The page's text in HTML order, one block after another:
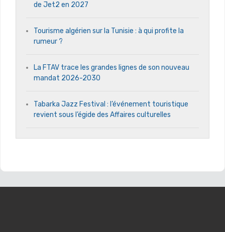
de Jet2 en 2027
Tourisme algérien sur la Tunisie : à qui profite la
rumeur ?
La FTAV trace les grandes lignes de son nouveau
mandat 2026-2030
Tabarka Jazz Festival : l’événement touristique
revient sous l’égide des Affaires culturelles